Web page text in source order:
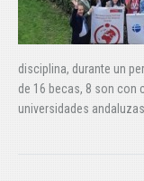
disciplina, durante un
de 16 becas, 8 son con
universidades